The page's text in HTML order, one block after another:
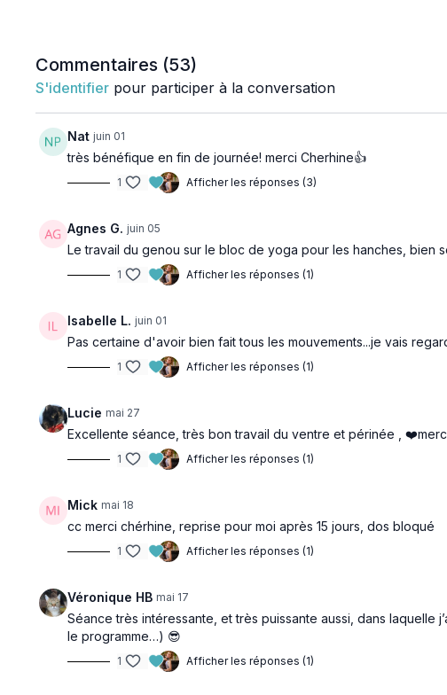
Commentaires (53)
S'identifier pour participer à la conversation
Nat juin 01
très bénéfique en fin de journée! merci Cherhine👍
1 Afficher les réponses (3)
Agnes G. juin 05
Le travail du genou sur le bloc de yoga pour les hanches, bien
1 Afficher les réponses (1)
Isabelle L. juin 01
Pas certaine d'avoir bien fait tous les mouvements...je vais
1 Afficher les réponses (1)
Lucie mai 27
Excellente séance, très bon travail du ventre et périnée ,
1 Afficher les réponses (1)
Mick mai 18
cc merci chérhine, reprise pour moi après 15 jours, dos bloqué
1 Afficher les réponses (1)
Véronique HB mai 17
Séance très intéressante, et très puissante aussi, dans laquelle
le programme…) 😎
1 Afficher les réponses (1)